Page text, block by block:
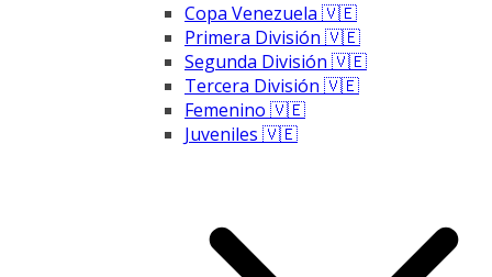
Copa Venezuela 🇻🇪
Primera División 🇻🇪
Segunda División 🇻🇪
Tercera División 🇻🇪
Femenino 🇻🇪
Juveniles 🇻🇪